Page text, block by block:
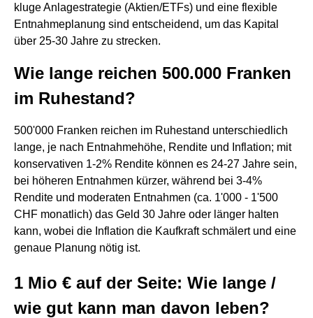
kluge Anlagestrategie (Aktien/ETFs) und eine flexible
Entnahmeplanung sind entscheidend, um das Kapital
über 25-30 Jahre zu strecken.
Wie lange reichen 500.000 Franken
im Ruhestand?
500'000 Franken reichen im Ruhestand unterschiedlich
lange, je nach Entnahmehöhe, Rendite und Inflation; mit
konservativen 1-2% Rendite können es 24-27 Jahre sein,
bei höheren Entnahmen kürzer, während bei 3-4%
Rendite und moderaten Entnahmen (ca. 1'000 - 1'500
CHF monatlich) das Geld 30 Jahre oder länger halten
kann, wobei die Inflation die Kaufkraft schmälert und eine
genaue Planung nötig ist.
1 Mio € auf der Seite: Wie lange /
wie gut kann man davon leben?